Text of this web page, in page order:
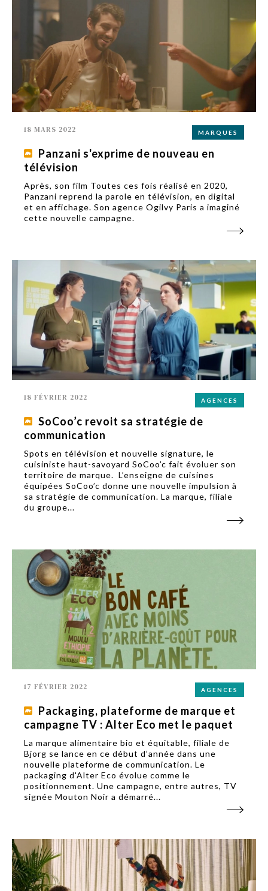
MARQUES
18 MARS 2022
Panzani s'exprime de nouveau en
télévision
Après, son film Toutes ces fois réalisé en 2020,
Panzani reprend la parole en télévision, en digital
et en affichage. Son agence Ogilvy Paris a imaginé
cette nouvelle campagne.
AGENCES
18 FÉVRIER 2022
SoCoo’c revoit sa stratégie de
communication
Spots en télévision et nouvelle signature, le
cuisiniste haut-savoyard SoCoo’c fait évoluer son
territoire de marque. L’enseigne de cuisines
équipées SoCoo’c donne une nouvelle impulsion à
sa stratégie de communication. La marque, filiale
du groupe...
AGENCES
17 FÉVRIER 2022
Packaging, plateforme de marque et
campagne TV : Alter Eco met le paquet
La marque alimentaire bio et équitable, filiale de
Bjorg se lance en ce début d’année dans une
nouvelle plateforme de communication. Le
packaging d'Alter Eco évolue comme le
positionnement. Une campagne, entre autres, TV
signée Mouton Noir a démarré...